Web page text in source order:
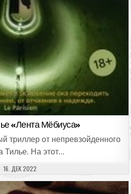
«Лента Мёбиуса»
триллер от непревзойденного
Тилье. На этот…
ДАТА ПУБЛИКАЦИИ:
16. ДЕК 2022